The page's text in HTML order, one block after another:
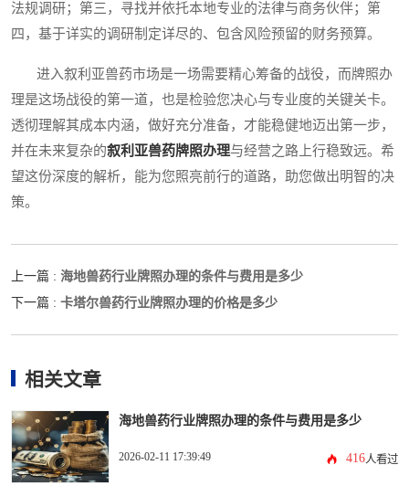
法规调研；第三，寻找并依托本地专业的法律与商务伙伴；第
四，基于详实的调研制定详尽的、包含风险预留的财务预算。
进入叙利亚兽药市场是一场需要精心筹备的战役，而牌照办
理是这场战役的第一道，也是检验您决心与专业度的关键关卡。
透彻理解其成本内涵，做好充分准备，才能稳健地迈出第一步，
并在未来复杂的叙利亚兽药牌照办理与经营之路上行稳致远。希
望这份深度的解析，能为您照亮前行的道路，助您做出明智的决
策。
上一篇 : 海地兽药行业牌照办理的条件与费用是多少
下一篇 : 卡塔尔兽药行业牌照办理的价格是多少
相关文章
海地兽药行业牌照办理的条件与费用是多少
2026-02-11 17:39:49 416人看过